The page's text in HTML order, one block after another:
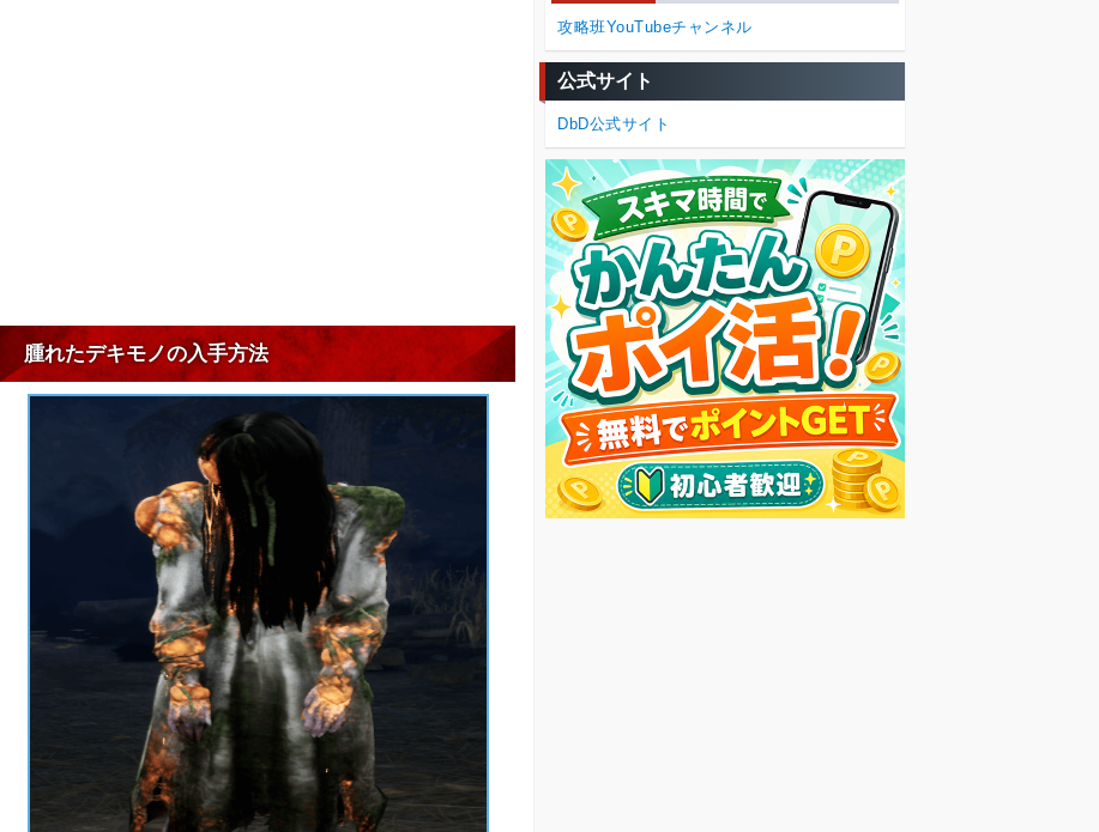
腫れたデキモノの入手方法
攻略班YouTubeチャンネル
公式サイト
DbD公式サイト